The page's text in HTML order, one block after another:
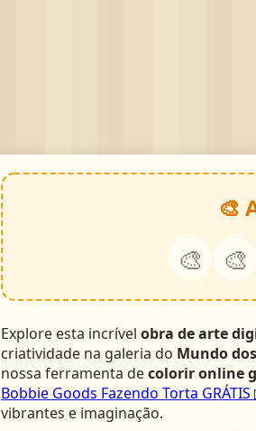
🎨
🎨 🎨
Explore esta incrível obra de arte
criatividade na galeria do Mundo
nossa ferramenta decolorir online
Bobbie Goods Fazendo Torta
vibrantes e imaginação.